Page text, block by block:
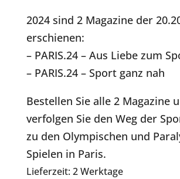
2024 sind 2 Magazine der
erschienen:
– PARIS.24 – Aus Liebe zum
– PARIS.24 – Sport ganz nah
Bestellen Sie alle 2 Magazine
verfolgen Sie den Weg der
zu den Olympischen und
Spielen in Paris.
Lieferzeit: 2 Werktage